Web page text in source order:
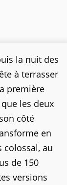
la nuit des
à terrasser
première
les deux
côté
en
colossal, au
de 150
versions